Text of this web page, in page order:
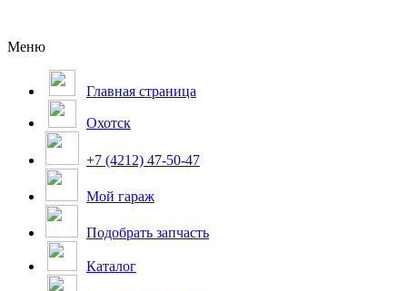
Меню
Главная страница
Охотск
+7 (4212) 47-50-47
Мой гараж
Подобрать запчасть
Каталог